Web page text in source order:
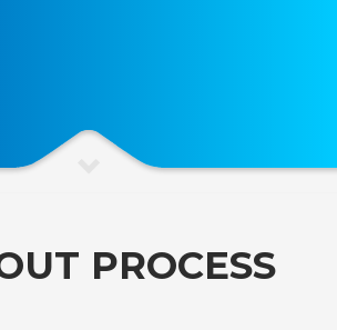
PROCESS